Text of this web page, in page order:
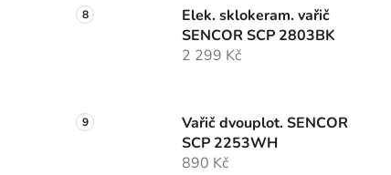
Elek. sklokeram. vařič
SENCOR SCP 2803BK
2 299 Kč
Vařič dvouplot. SENCOR
SCP 2253WH
890 Kč